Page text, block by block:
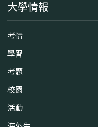
大學情報
考情
學習
考題
校園
活動